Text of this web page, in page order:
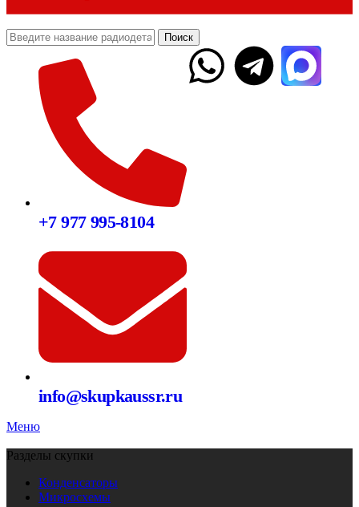
Поиск
+7 977 995-8104
info@skupkaussr.ru
Меню
Разделы скупки
Конденсаторы
Микросхемы